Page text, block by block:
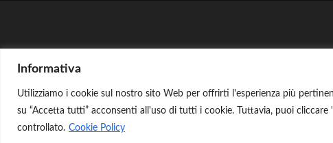
Informativa
Utilizziamo i cookie sul nostro sito Web per offrirti l'esperienza più
su “Accetta tutti” acconsenti all'uso di tutti i cookie. Tuttavia, puoi cliccare
controllato. Cookie Policy